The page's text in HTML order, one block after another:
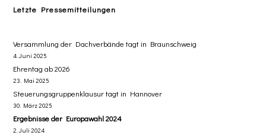
Letzte Pressemitteilungen
Versammlung der Dachverbände tagt in Braunschweig
4. Juni 2025
Ehrentag ab 2026
23. Mai 2025
Steuerungsgruppenklausur tagt in Hannover
30. März 2025
Ergebnisse der Europawahl 2024
2. Juli 2024